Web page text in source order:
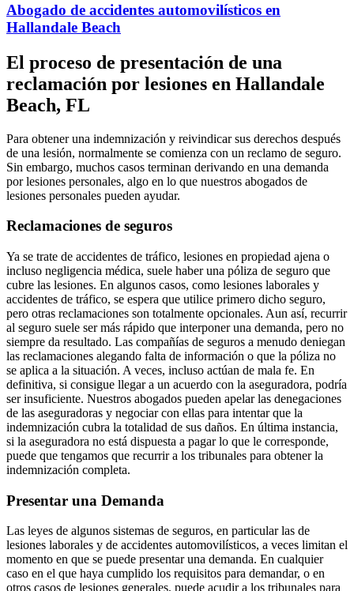
Abogado de accidentes automovilísticos en
Hallandale Beach
El proceso de presentación de una
reclamación por lesiones en Hallandale
Beach, FL
Para obtener una indemnización y reivindicar sus derechos después
de una lesión, normalmente se comienza con un reclamo de seguro.
Sin embargo, muchos casos terminan derivando en una demanda
por lesiones personales, algo en lo que nuestros abogados de
lesiones personales pueden ayudar.
Reclamaciones de seguros
Ya se trate de accidentes de tráfico, lesiones en propiedad ajena o
incluso negligencia médica, suele haber una póliza de seguro que
cubre las lesiones. En algunos casos, como lesiones laborales y
accidentes de tráfico, se espera que utilice primero dicho seguro,
pero otras reclamaciones son totalmente opcionales. Aun así, recurrir
al seguro suele ser más rápido que interponer una demanda, pero no
siempre da resultado. Las compañías de seguros a menudo deniegan
las reclamaciones alegando falta de información o que la póliza no
se aplica a la situación. A veces, incluso actúan de mala fe. En
definitiva, si consigue llegar a un acuerdo con la aseguradora, podría
ser insuficiente. Nuestros abogados pueden apelar las denegaciones
de las aseguradoras y negociar con ellas para intentar que la
indemnización cubra la totalidad de sus daños. En última instancia,
si la aseguradora no está dispuesta a pagar lo que le corresponde,
puede que tengamos que recurrir a los tribunales para obtener la
indemnización completa.
Presentar una Demanda
Las leyes de algunos sistemas de seguros, en particular las de
lesiones laborales y de accidentes automovilísticos, a veces limitan el
momento en que se puede presentar una demanda. En cualquier
caso en el que haya cumplido los requisitos para demandar, o en
otros casos de lesiones generales, puede acudir a los tribunales para